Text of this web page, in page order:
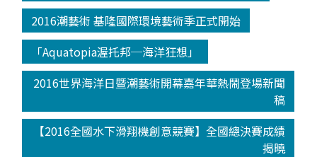
2016潮藝術 基隆國際環境藝術季正式開始
「Aquatopia渥托邦─海洋狂想」
2016世界海洋日暨潮藝術開幕嘉年華熱鬧登場新聞
稿
【2016全國水下滑翔機創意競賽】全國總決賽成績
揭曉